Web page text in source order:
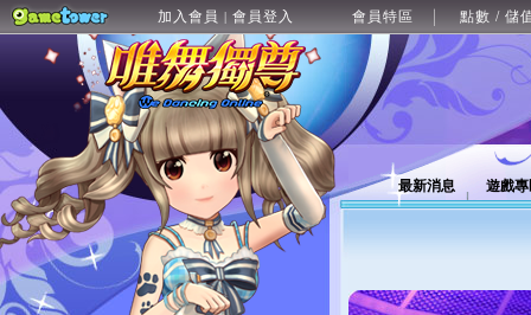
加入會員 | 會員登入 會員特區 點數 / 儲
最新消息 遊戲